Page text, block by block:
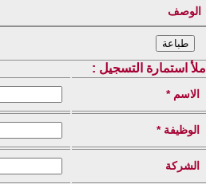
الوصف
املأ استمارة التسجيل :
الاسم *
الوظيفة *
الشركة